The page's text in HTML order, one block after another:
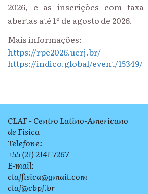
2026, e as inscrições com taxa
abertas até 1º de agosto de 2026.
Mais informações:
https://rpc2026.uerj.br/
https://indico.global/event/15349/
CLAF - Centro Latino-Americano
de Física
Telefone:
+55 (21) 2141-7267
E-mail:
claffisica@gmail.com
claf@cbpf.br